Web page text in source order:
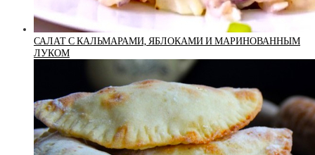
САЛАТ С КАЛЬМАРАМИ, ЯБЛОКАМИ И МАРИНОВАННЫМ
ЛУКОМ